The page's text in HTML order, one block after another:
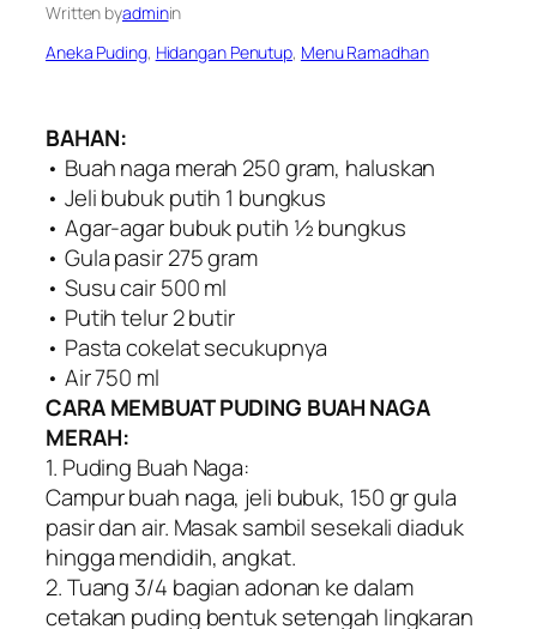
Written byadminin
Aneka Puding, Hidangan Penutup, Menu Ramadhan
BAHAN:
• Buah naga merah 250 gram, haluskan
• Jeli bubuk putih 1 bungkus
• Agar-agar bubuk putih ½ bungkus
• Gula pasir 275 gram
• Susu cair 500 ml
• Putih telur 2 butir
• Pasta cokelat secukupnya
• Air 750 ml
CARA MEMBUAT PUDING BUAH NAGA
MERAH:
1. Puding Buah Naga:
Campur buah naga, jeli bubuk, 150 gr gula
pasir dan air. Masak sambil sesekali diaduk
hingga mendidih, angkat.
2. Tuang 3/4 bagian adonan ke dalam
cetakan puding bentuk setengah lingkaran